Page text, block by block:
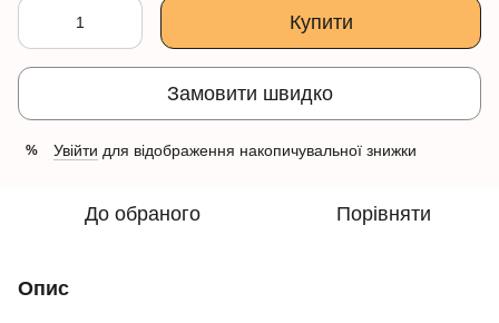
Купити
Замовити швидко
% Увійти для відображення накопичувальної знижки
До обраного Порівняти
Опис